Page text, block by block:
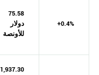
75.58
دولار
للأونصة
+0.4%
1,937.30